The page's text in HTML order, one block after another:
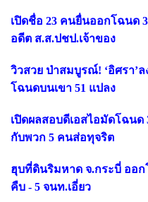
เปิดชื่อ 23 คนยื่นออกโฉนด
อดีต ส.ส.ปชป.เจ้าของ
วิวสวย ป่าสมบูรณ์! ‘อิศรา’ล
โฉนดบนเขา 51 แปลง
เปิดผลสอบดีเอสไอมัดโฉนด
กับพวก 5 คนส่อทุจริต
ฮุบที่ดินริมหาด จ.กระบี่ ออ
คืบ - 5 จนท.เอี่ยว